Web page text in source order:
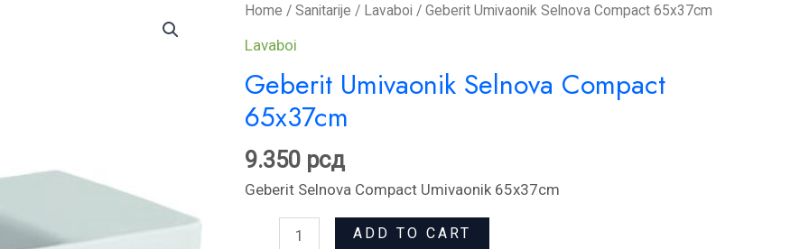
Home /Sanitarije / Lavaboi / Geberit Umivaonik Selnova Compact 65x37cm
Lavaboi
Geberit Umivaonik Selnova Compact
65x37cm
9.350 рсд
Geberit Selnova Compact Umivaonik 65x37cm
Geberit
Umivaonik
Compact
65x37cm
ADD TO CART